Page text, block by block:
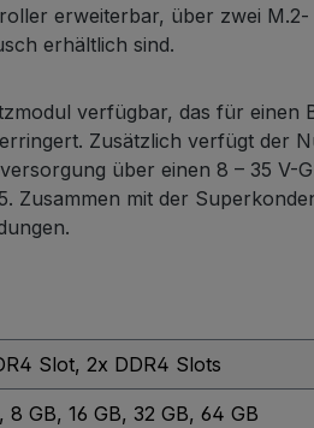
erweiterbar, über zwei
erhältlich sind.
verfügbar, das für
Zusätzlich verfügt der
über einen 8 – 35 V-
Zusammen mit der
Slot, 2x DDR4 Slots
, 8 GB, 16 GB, 32 GB, 64 GB